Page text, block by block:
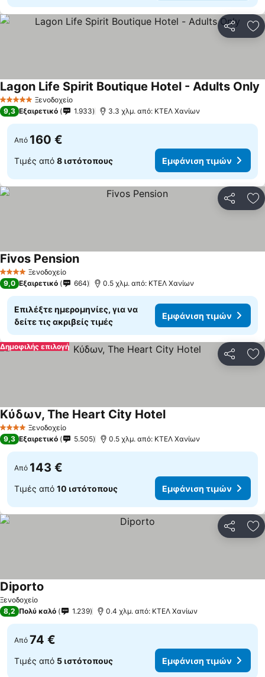
5 Αστέρια Ξενοδοχείο
Lagon Life Spirit Boutique Hotel - Adults Only
9,3 Εξαιρετικό 1.933 3.3 χλμ. από: ΚΤΕΛ Χανίων
Από 160 €
Τιμές από 8 ιστότοπους Εμφάνιση τιμών
4 ΑστέριαΞενοδοχείο
Fivos PensionΕμφάνιση τιμών
9,0 Εξαιρετικό 664 0.5 χλμ. από: ΚΤΕΛ Χανίων
Επιλέξτε ημερομηνίες, για να
δείτε τις ακριβείς τιμές
Εμφάνιση τιμών
Δημοφιλής επιλογή
4 ΑστέριαΞενοδοχείο
Κύδων, The Heart City HotelΕμφάνιση τιμών
9,3 Εξαιρετικό 5.505 0.5 χλμ. από: ΚΤΕΛ Χανίων
Από 143 €
Τιμές από 10 ιστότοπους Εμφάνιση τιμών
Ξενοδοχείο
Diporto
8,2 Πολύ καλό 1.239 0.4 χλμ. από: ΚΤΕΛ Χανίων
Από 74 €
Τιμές από 5 ιστότοπους Εμφάνιση τιμών